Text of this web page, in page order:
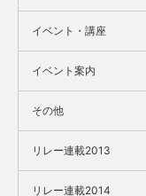
イベント・講座
イベント案内
その他
リレー連載2013
リレー連載2014